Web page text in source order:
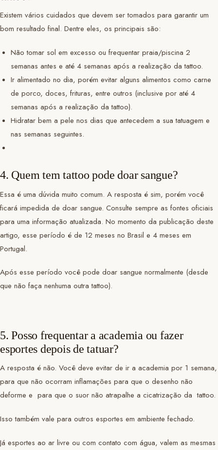
Existem vários cuidados que devem ser tomados para garantir um
bom resultado final. Dentre eles, os principais são:
Não tomar sol em excesso ou frequentar praia/piscina 2
semanas antes e até 4 semanas após a realização da tattoo.
Ir alimentado no dia, porém evitar alguns alimentos como carne
de porco, doces, frituras, entre outros (inclusive por até 4
semanas após a realização da tattoo).
Hidratar bem a pele nos dias que antecedem a sua tatuagem e
nas semanas seguintes.
4. Quem tem tattoo pode doar sangue?
Essa é uma dúvida muito comum. A resposta é sim, porém você
ficará impedida de doar sangue. Consulte sempre as fontes oficiais
para uma informação atualizada. No momento da publicação deste
artigo, esse período é de 12 meses no Brasil e 4 meses em
Portugal.
Após esse período você pode doar sangue normalmente (desde
que não faça nenhuma outra tattoo).
5. Posso frequentar a academia ou fazer
esportes depois de tatuar?
A resposta é não. Você deve evitar de ir a academia por 1 semana,
para que não ocorram inflamações para que o desenho não
deforme e para que o suor não atrapalhe a cicatrização da tattoo.
Isso também vale para outros esportes em ambiente fechado.
Já esportes ao ar livre ou com contato com água, valem as mesmas